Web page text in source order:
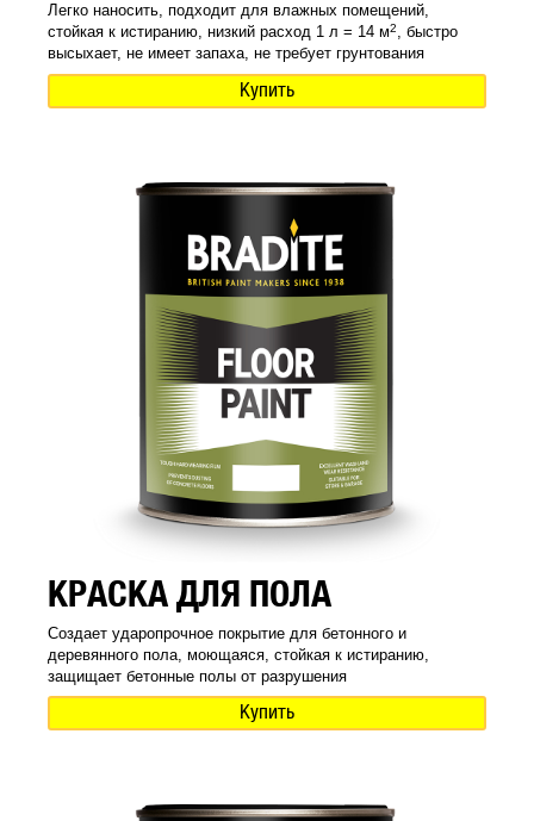
Легко наносить, подходит для влажных помещений,
стойкая к истиранию, низкий расход 1 л = 14 м2, быстро
высыхает, не имеет запаха, не требует грунтования
Купить
КРАСКА ДЛЯ ПОЛА
Создает ударопрочное покрытие для бетонного и
деревянного пола, моющаяся, стойкая к истиранию,
защищает бетонные полы от разрушения
Купить